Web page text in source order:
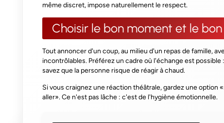
même discret, impose naturellement le respect.
Choisir le bon moment et le
Tout annoncer d'un coup, au milieu d'un repas de famille,
incontrôlables. Préférez un cadre où l'échange est
savez que la personne risque de réagir à chaud.
Si vous craignez une réaction théâtrale, gardez une option
aller».Ce n'est pas lâche : c'est de l'hygiène émotionnelle.